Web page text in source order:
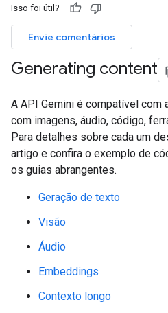
Isso foi útil?
Envie comentários
Generating content
A API Gemini é compatível com
com imagens, áudio, código,
Para detalhes sobre cada um
artigo e confira o exemplo de
os guias abrangentes.
Geração de texto
Visão
Áudio
Embeddings
Contexto longo